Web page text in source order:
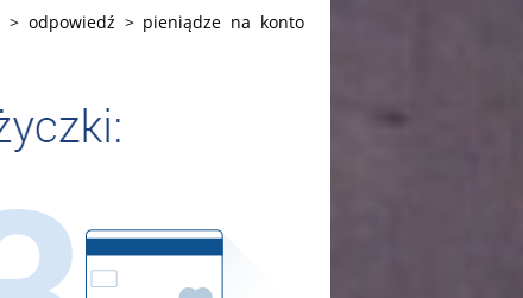
> odpowiedź > pieniądze na konto